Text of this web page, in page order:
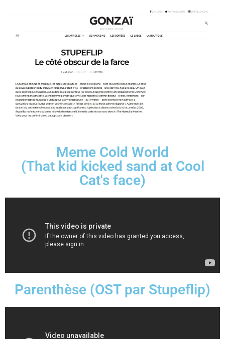
Meme Cold World
(That kid kicked sand at Cool
Cat's face)
Parenthèse (OST par Stupeflip)